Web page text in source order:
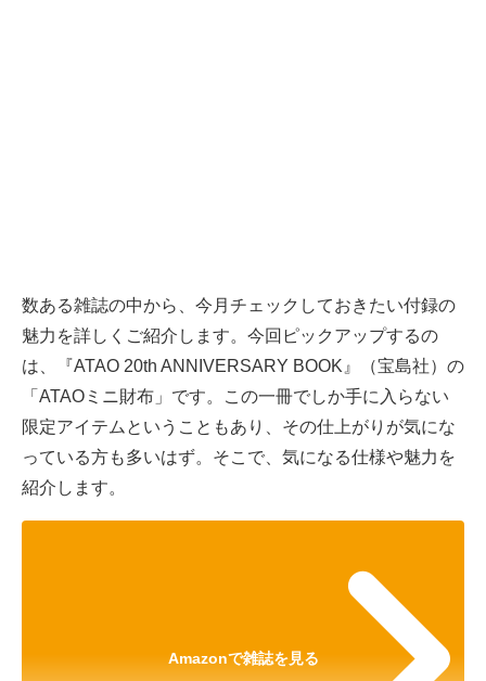
数ある雑誌の中から、今月チェックしておきたい付録の
魅力を詳しくご紹介します。今回ピックアップするの
は、『ATAO 20th ANNIVERSARY BOOK』（宝島社）の
「ATAOミニ財布」です。この一冊でしか手に入らない
限定アイテムということもあり、その仕上がりが気にな
っている方も多いはず。そこで、気になる仕様や魅力を
紹介します。
Amazonで雑誌を見る